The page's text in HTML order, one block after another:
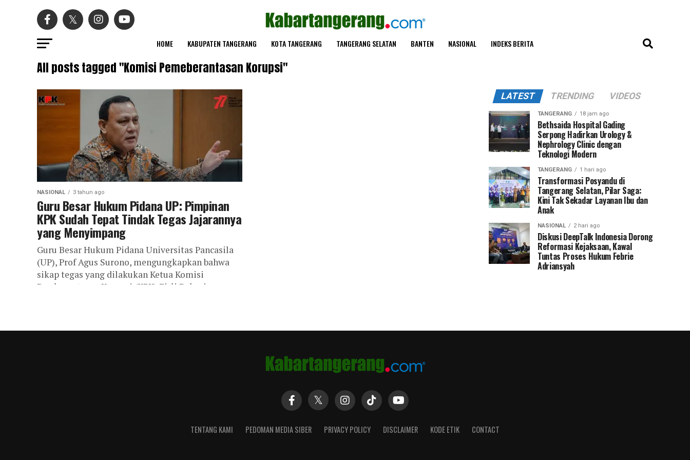
HOME KABUPATEN TANGERANG KOTA TANGERANG TANGERANG SELATAN BANTEN NASIONAL INDEKS BERITA
All posts tagged "Komisi Pemeberantasan Korupsi"
NASIONAL 3 tahun ago
Guru Besar Hukum Pidana UP: Pimpinan
KPK Sudah Tepat Tindak Tegas Jajarannya
yang Menyimpang
Guru Besar Hukum Pidana Universitas Pancasila
(UP), Prof Agus Surono, mengungkapkan bahwa
sikap tegas yang dilakukan Ketua Komisi
Pemberantasan Korupsi (KPK) Firli Bahuri
LATEST TRENDING VIDEOS
TANGERANG 18 jam ago
Bethsaida Hospital Gading
Serpong Hadirkan Urology &
Nephrology Clinic dengan
Teknologi Modern
TANGERANG 1 hari ago
Transformasi Posyandu di
Tangerang Selatan, Pilar Saga:
Kini Tak Sekadar Layanan Ibu dan
Anak
NASIONAL 2 hari ago
Diskusi DeepTalk Indonesia Dorong
Reformasi Kejaksaan, Kawal
Tuntas Proses Hukum Febrie
Adriansyah
TENTANG KAMI PEDOMAN MEDIA SIBER PRIVACY POLICY DISCLAIMER KODE ETIK CONTACT